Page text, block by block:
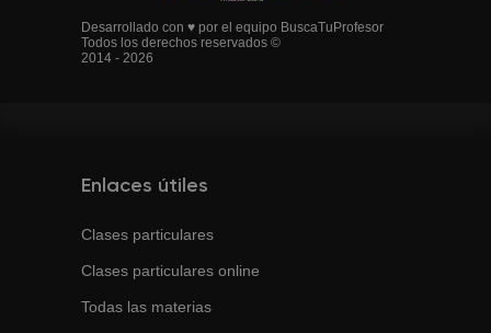
Desarrollado con ♥ por el equipo BuscaTuProfesor
Todos los derechos reservados ©
2014 - 2026
Enlaces útiles
Clases particulares
Clases particulares online
Todas las materias